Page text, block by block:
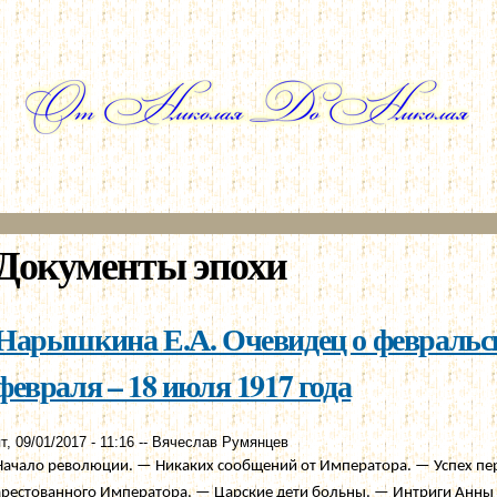
Перейти к
основному
содержанию
эпохи
Е.А. Очевидец о
– 18 июля 1917 года
09/01/2017 - 11:16--Вячеслав Румянцев
революции. — Никаких сообщений от Императора. — Успех
Императора. — Царские дети больны. — Интриги